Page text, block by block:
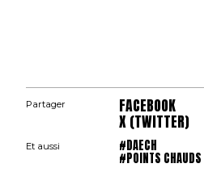
Partager FACEBOOK
X (TWITTER)
Et aussi #DAECH
#POINTS CHAUDS